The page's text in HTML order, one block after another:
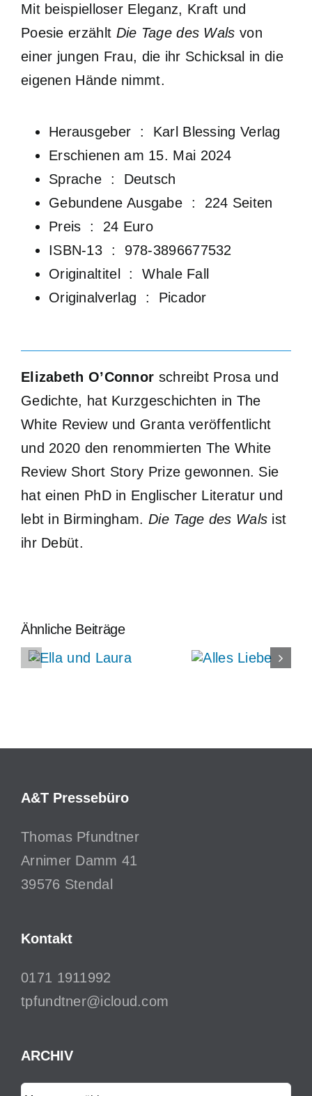
Mit beispielloser Eleganz, Kraft und
Poesie erzählt Die Tage des Wals von
einer jungen Frau, die ihr Schicksal in die
eigenen Hände nimmt.
Herausgeber ‏ : ‎ Karl Blessing Verlag
Erschienen am 15. Mai 2024
Sprache ‏ : ‎ Deutsch
Gebundene Ausgabe ‏ : ‎ 224 Seiten
Preis ‏ : ‎ 24 Euro
ISBN-13 ‏ : ‎ 978-3896677532
Originaltitel ‏ : ‎Whale Fall
Originalverlag : Picador
Elizabeth O’Connor schreibt Prosa und
Gedichte, hat Kurzgeschichten in The
White Review und Granta veröffentlicht
und 2020 den renommierten The White
Review Short Story Prize gewonnen. Sie
hat einen PhD in Englischer Literatur und
lebt in Birmingham. Die Tage des Wals ist
ihr Debüt.
Ähnliche Beiträge
A&T Pressebüro
Thomas Pfundtner
Arnimer Damm 41
39576 Stendal
Kontakt
0171 1911992
tpfundtner@icloud.com
ARCHIV